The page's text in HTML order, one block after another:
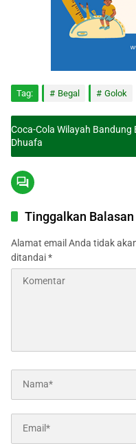
Tag: Begal Golok
Coca-Cola Wilayah
Dhuafa
Tinggalkan Balasan
Alamat email Anda tidak
ditandai*